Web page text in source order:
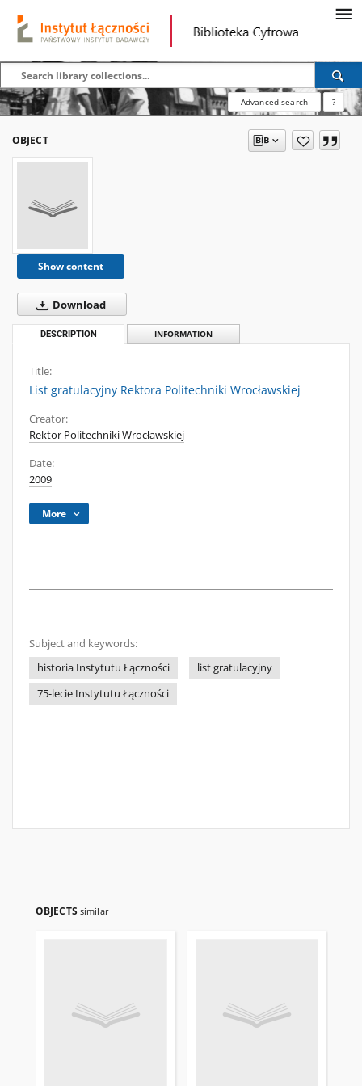
Advanced search ?
OBJECT
Show content
Download
DESCRIPTION INFORMATION
Title:
List gratulacyjny Rektora Politechniki Wrocławskiej
Creator:
Rektor Politechniki Wrocławskiej
Date:
2009
More
Subject and keywords:
historia Instytutu Łączności
list gratulacyjny
75-lecie Instytutu Łączności
OBJECTS similar